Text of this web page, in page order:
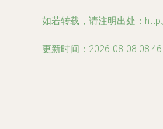
如若转载，请注明出处：
更新时间：2026-08-08